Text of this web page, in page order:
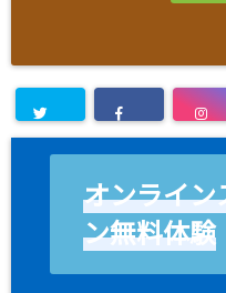
オンライン
ン無料体験